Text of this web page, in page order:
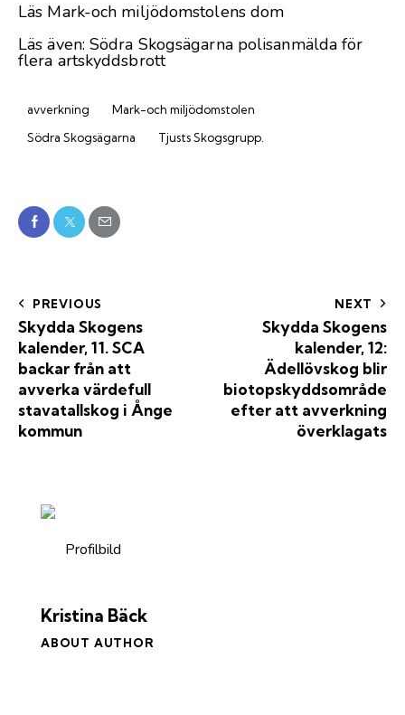
Läs Mark-och miljödomstolens dom
Läs även: Södra Skogsägarna polisanmälda för
flera artskyddsbrott
avverkning
Mark-och miljödomstolen
Södra Skogsägarna
Tjusts Skogsgrupp.
PREVIOUS
Skydda Skogens
kalender, 11. SCA
backar från att
avverka värdefull
stavatallskog i Ånge
kommun
NEXT
Skydda Skogens
kalender, 12:
Ädellövskog blir
biotopskyddsområde
efter att avverkning
överklagats
Kristina Bäck
ABOUT AUTHOR